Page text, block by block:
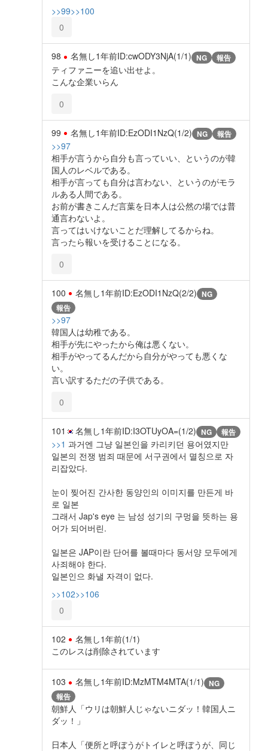
>>99>>100
0
98 名無し1年前ID:cwODY3NjA(1/1) NG 報告
ティファニーを追い出せよ。
こんな企業いらん
0
99 名無し1年前ID:EzODI1NzQ(1/2) NG 報告
>>97
相手が言うから自分も言っていい、というのが韓
国人のレベルである。
相手が言っても自分は言わない、というのがモラ
ルある人間である。
お前が書きこんだ言葉を日本人は公然の場では普
通言わないよ。
言ってはいけないことだ理解してるからね。
言ったら報いを受けることになる。
0
100 名無し1年前ID:EzODI1NzQ(2/2) NG
報告
>>97
韓国人は幼稚である。
相手が先にやったから俺は悪くない。
相手がやってるんだから自分がやっても悪くな
い。
言い訳するただの子供である。
0
101 名無し1年前ID:I3OTUyOA=(1/2) NG 報告
>>1 과거엔 그냥 일본인을 카리키던 용어였지만
일본의 전쟁 범죄 때문에 서구권에서 멸칭으로 자
리잡았다.
눈이 찢어진 간사한 동양인의 이미지를 만든게 바
로 일본
그래서 Jap's eye 는 남성 성기의 구멍을 뜻하는 용
어가 되어버린.
일본은 JAP이란 단어를 볼때마다 동서양 모두에게
사죄해야 한다.
일본인으 화낼 자격이 없다.
>>102>>106
0
102 名無し1年前(1/1)
このレスは削除されています
103 名無し1年前ID:MzMTM4MTA(1/1) NG
報告
朝鮮人「ウリは朝鮮人じゃないニダッ！韓国人ニ
ダッ！」
日本人「便所と呼ぼうがトイレと呼ぼうが、同じ